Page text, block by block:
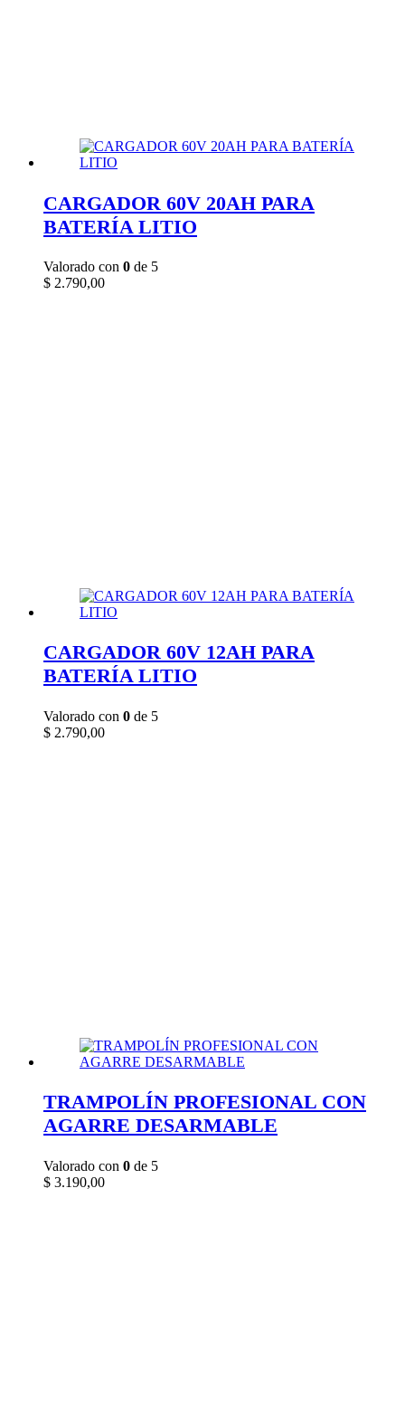
CARGADOR 60V 20AH PARA
BATERÍA LITIO
Valorado con 0 de 5
$ 2.790,00
CARGADOR 60V 12AH PARA
BATERÍA LITIO
Valorado con 0 de 5
$ 2.790,00
TRAMPOLÍN PROFESIONAL CON
AGARRE DESARMABLE
Valorado con 0 de 5
$ 3.190,00